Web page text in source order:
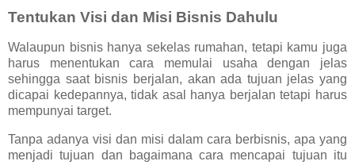
Tentukan Visi dan Misi Bisnis Dahulu
Walaupun bisnis hanya sekelas rumahan, tetapi kamu juga
harus menentukan cara memulai usaha dengan jelas
sehingga saat bisnis berjalan, akan ada tujuan jelas yang
dicapai kedepannya, tidak asal hanya berjalan tetapi harus
mempunyai target.
Tanpa adanya visi dan misi dalam cara berbisnis, apa yang
menjadi tujuan dan bagaimana cara mencapai tujuan itu